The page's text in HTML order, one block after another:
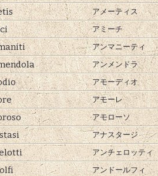
アメーティス
アミーチ
アンマニーティ
アンメンドラ
アモーディオ
アモーレ
アモローソ
アナスタージ
アンチェロッティ
アンドールフィ